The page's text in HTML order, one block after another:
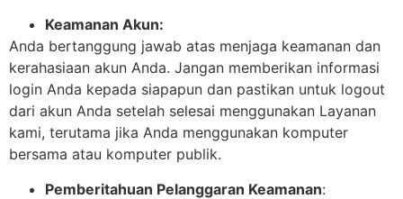
Keamanan Akun:
Anda bertanggung jawab atas menjaga keamanan dan
kerahasiaan akun Anda. Jangan memberikan informasi
login Anda kepada siapapun dan pastikan untuk logout
dari akun Anda setelah selesai menggunakan Layanan
kami, terutama jika Anda menggunakan komputer
bersama atau komputer publik.
Pemberitahuan Pelanggaran Keamanan: